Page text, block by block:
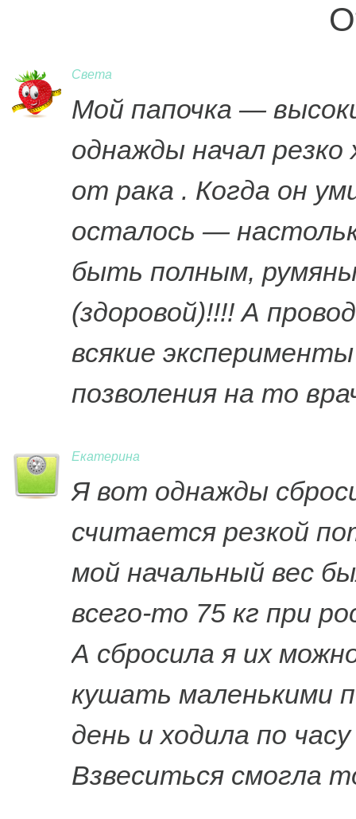
Света
Мой папочка —
однажды начал
от рака . Когда он
осталось —
быть полным,
(здоровой)!!!! А
всякие
позволения на то
Екатерина
Я вот однажды
считается резкой
мой начальный вес
всего-то 75 кг при
А сбросила я их
кушать маленькими
день и ходила по
Взвеситься смогла